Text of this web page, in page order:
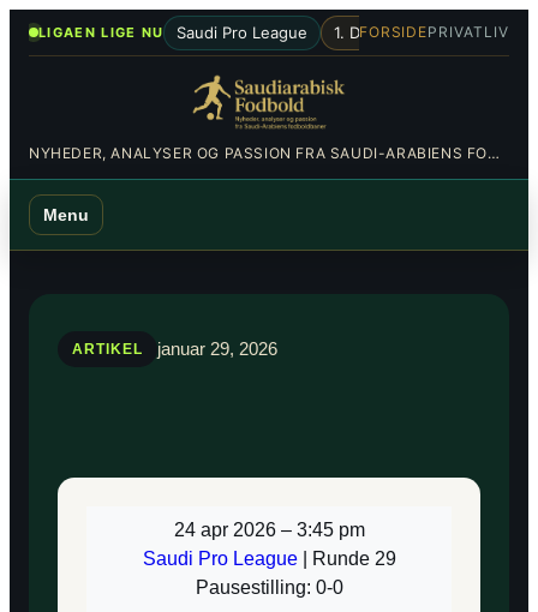
SpringLIGAEN LIGE NU Saudi Pro League 1. Division Al-Hilal•Al-
FORSIDEPRIVATLIV
NYHEDER, ANALYSER OG PASSION FRA SAUDI-ARABIENS FODBOLDBANER
Menu
ARTIKEL januar 29, 2026
24 apr 2026 – 3:45 pm
Saudi Pro League
| Runde 29
Pausestilling: 0-0